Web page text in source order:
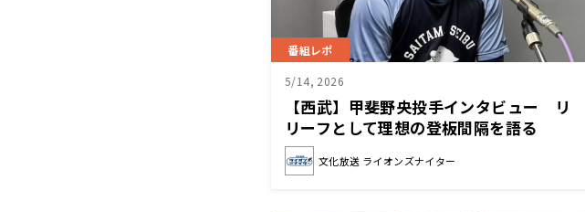
番組レポ
5/14, 2026
【西武】甲斐野央投手インタビュー リ
リーフとして理想の登板間隔を語る
文化放送 ライオンズナイター